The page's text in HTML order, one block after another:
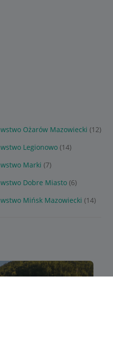
Ożarów Mazowiecki (12)
Legionowo (14)
Marki (7)
Dobre Miasto (6)
Mińsk Mazowiecki (14)